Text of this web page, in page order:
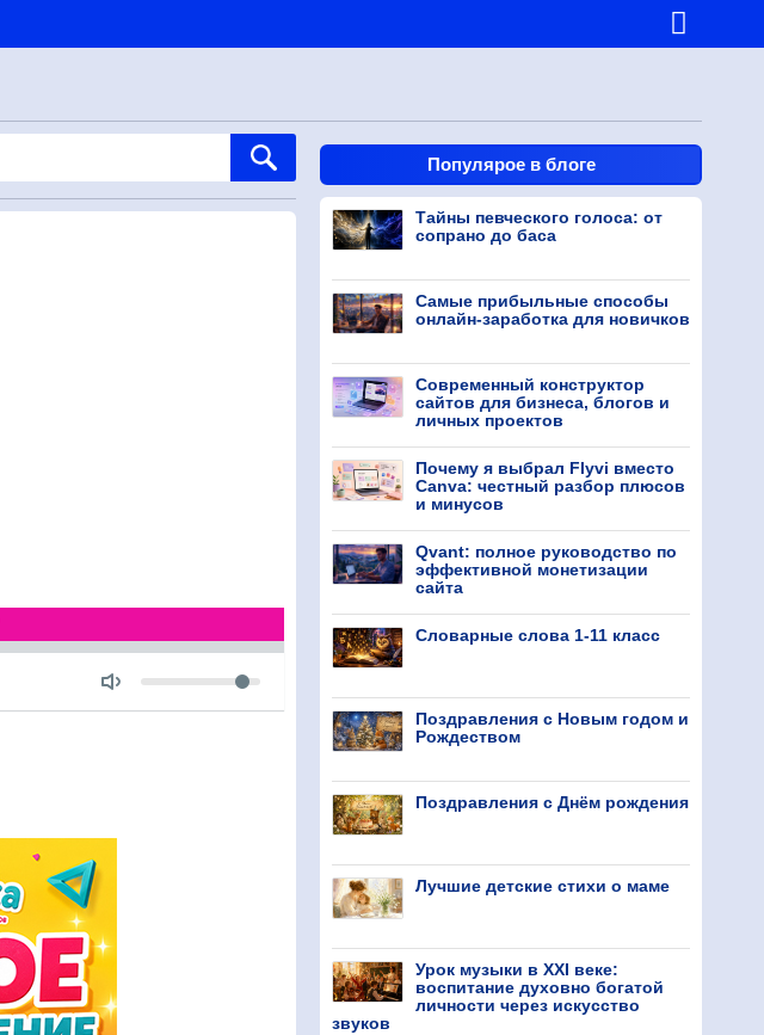
Популярое в блоге
Тайны певческого голоса: от
сопрано до баса
Самые прибыльные способы
онлайн-заработка для новичков
Современный конструктор
сайтов для бизнеса, блогов и
личных проектов
Почему я выбрал Flyvi вместо
Canva: честный разбор плюсов
и минусов
Qvant: полное руководство по
эффективной монетизации
сайта
Словарные слова 1-11 класс
Поздравления с Новым годом и
Рождеством
Поздравления с Днём рождения
Лучшие детские стихи о маме
Урок музыки в XXI веке:
воспитание духовно богатой
личности через искусство
звуков